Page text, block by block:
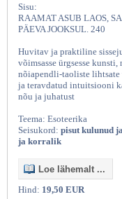
Sisu:
RAAMAT ASUB LAOS,
PÄEVA JOOKSUL. 240
Huvitav ja praktiline
võimsasse ürgsesse kunsti,
nõiapendli-taoliste lihtsate
ja teravdatud intuitsiooni
nõu ja juhatust
Teema: Esoteerika
Seisukord: pisut kulunud
ja korralik
Loe lähemalt ...
Hind: 19,50 EUR